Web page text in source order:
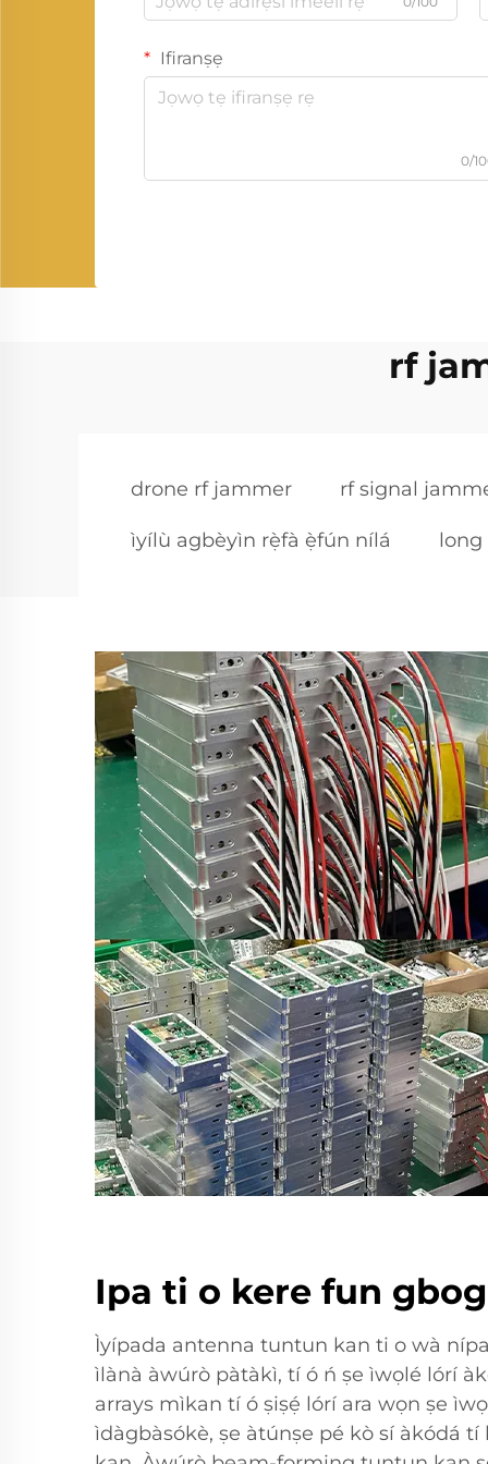
Ifiranṣẹ
0/
rf
drone rf jammer rf signal
ìyílù agbèyìn rẹ̀fà ẹ̀fún nílá long
Ipa ti o kere fun
Ìyípada antenna tuntun kan ti o wà
ìlànà àwúrò pàtàkì, tí ó ń ṣe ìwọlé lórí
arrays mìkan tí ó ṣiṣẹ́ lórí ara wọn ṣe
ìdàgbàsókè, ṣe àtúnṣe pé kò sí àkódá